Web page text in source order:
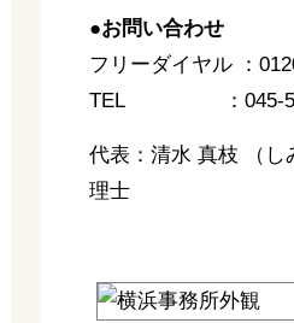
●お問い合わせ
フリーダイヤル ：
TEL ：045-
代表：清水 真枝 （し
理士